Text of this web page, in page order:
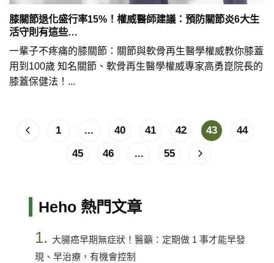
膝關節退化盛行率15%！權威醫師建議：預防關節炎6大生
活守則有這些…
一輩子不疼痛的膝關節：關節與軟骨再生醫學權威教你膝蓋
用到100歲 知名關節、軟骨再生醫學權威專家高勇崑院長的
膝蓋保健法！...
1 ... 40 41 42 43
44
45
46 ... 55
Heho 熱門文章
1. 大腸癌早期無症狀！醫籲：定期做 1 事才能早發
現、早治療，有機會控制